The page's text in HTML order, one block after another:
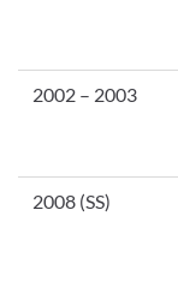
2002 – 2003
2008 (SS)